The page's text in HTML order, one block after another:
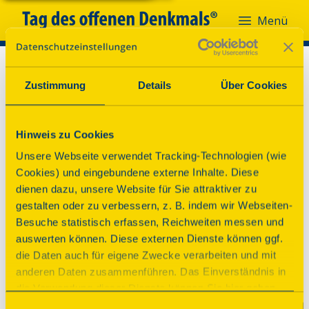
Zustimmung Details Über Cookies
Hinweis zu Cookies
Unsere Webseite verwendet Tracking-Technologien (wie
Cookies) und eingebundene externe Inhalte. Diese
dienen dazu, unsere Website für Sie attraktiver zu
gestalten oder zu verbessern, z. B. indem wir Webseiten-
Besuche statistisch erfassen, Reichweiten messen und
auswerten können. Diese externen Dienste können ggf.
die Daten auch für eigene Zwecke verarbeiten und mit
anderen Daten zusammenführen. Das Einverständnis in
die Verwendung dieser Dienste können Sie hier geben.
Menü